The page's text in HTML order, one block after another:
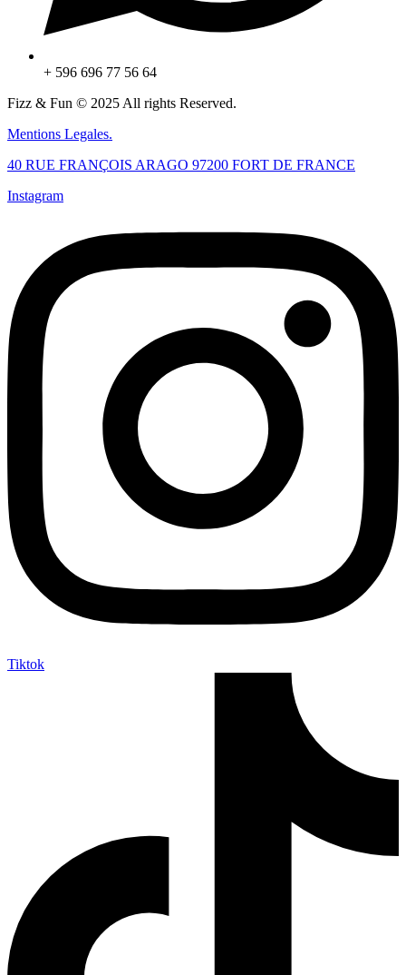
+ 596 696 77 56 64
Fizz & Fun © 2025 All rights Reserved.
Mentions Legales.
40 RUE FRANÇOIS ARAGO 97200 FORT DE FRANCE
Instagram
Tiktok